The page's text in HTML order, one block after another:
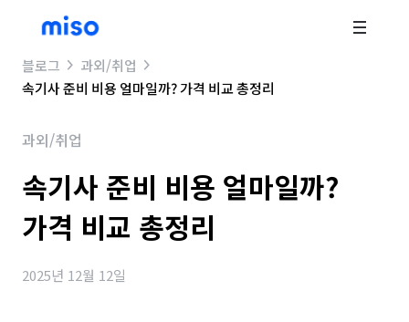
블로그
과외/취업
속기사 준비 비용 얼마일까? 가격 비교 총정리
과외/취업
속기사 준비 비용 얼마일까?
가격 비교 총정리
2025년 12월 12일